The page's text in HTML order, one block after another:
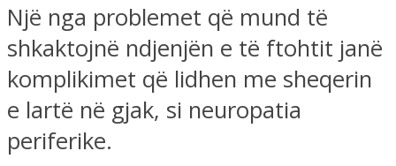
Një nga problemet që mund të
shkaktojnë ndjenjën e të ftohtit janë
komplikimet që lidhen me sheqerin
e lartë në gjak, si neuropatia
periferike.